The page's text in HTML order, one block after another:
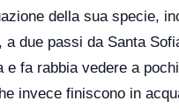
della sua specie,
a due passi da Santa
e fa rabbia vedere a
invece finiscono in